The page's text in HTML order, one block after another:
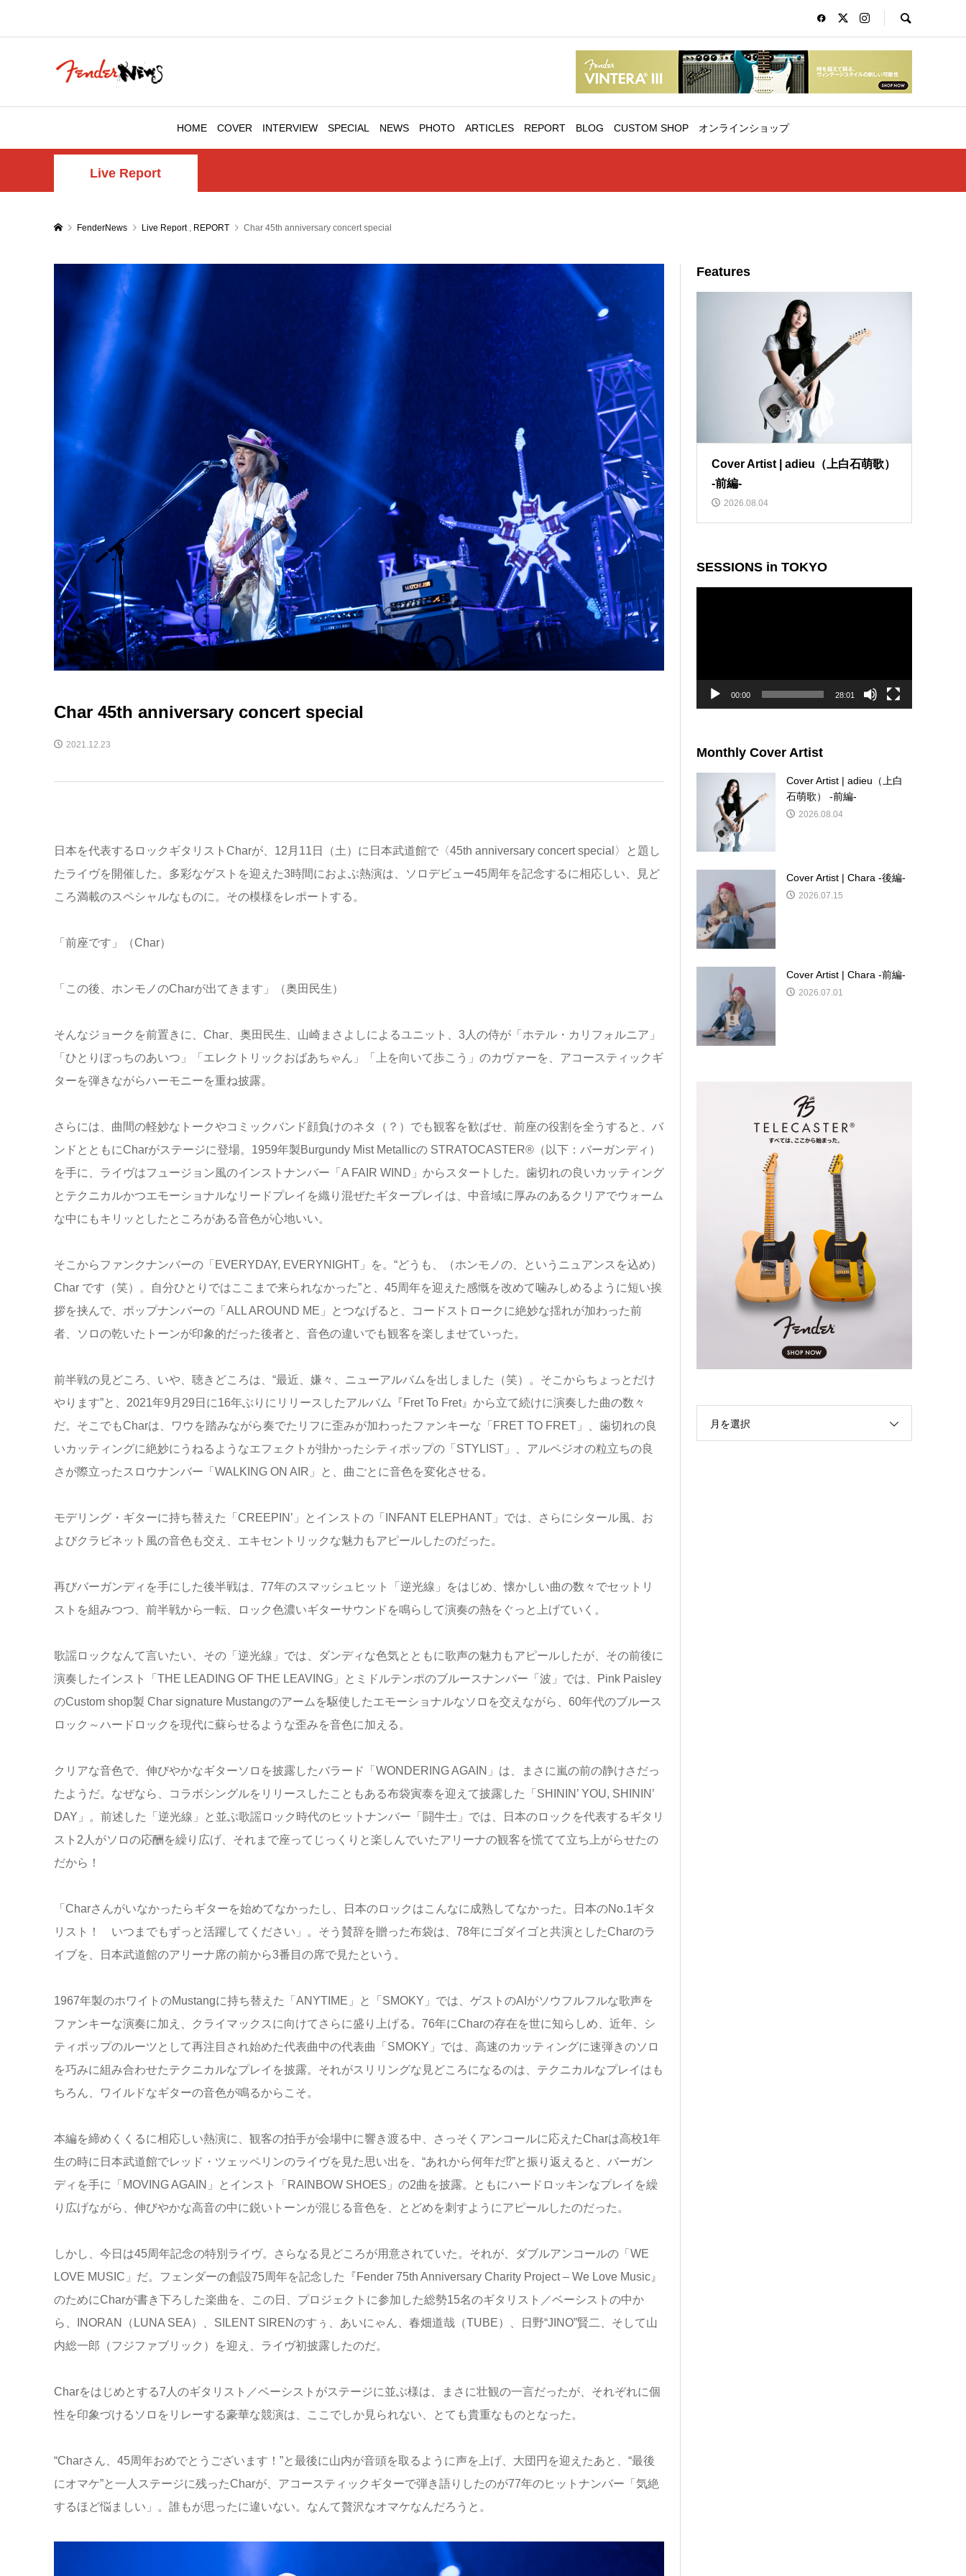
HOME COVER INTERVIEW SPECIAL NEWS PHOTO ARTICLES REPORT BLOG CUSTOM SHOP オンラインショップ
Live Report
FenderNews Live Report , REPORT Char 45th anniversary concert special
Char 45th anniversary concert special
2021.12.23
日本を代表するロックギタリストCharが、12月11日（土）に日本武道館で〈45th anniversary concert special〉と題し
たライヴを開催した。多彩なゲストを迎えた3時間におよぶ熱演は、ソロデビュー45周年を記念するに相応しい、見ど
ころ満載のスペシャルなものに。その模様をレポートする。
「前座です」（Char）
「この後、ホンモノのCharが出てきます」（奥田民生）
そんなジョークを前置きに、Char、奥田民生、山崎まさよしによるユニット、3人の侍が「ホテル・カリフォルニア」
「ひとりぼっちのあいつ」「エレクトリックおばあちゃん」「上を向いて歩こう」のカヴァーを、アコースティックギ
ターを弾きながらハーモニーを重ね披露。
さらには、曲間の軽妙なトークやコミックバンド顔負けのネタ（？）でも観客を歓ばせ、前座の役割を全うすると、バ
ンドとともにCharがステージに登場。1959年製Burgundy Mist Metallicの STRATOCASTER®（以下：バーガンディ）
を手に、ライヴはフュージョン風のインストナンバー「A FAIR WIND」からスタートした。歯切れの良いカッティング
とテクニカルかつエモーショナルなリードプレイを織り混ぜたギタープレイは、中音域に厚みのあるクリアでウォーム
な中にもキリッとしたところがある音色が心地いい。
そこからファンクナンバーの「EVERYDAY, EVERYNIGHT」を。“どうも、（ホンモノの、というニュアンスを込め）
Char です（笑）。自分ひとりではここまで来られなかった”と、45周年を迎えた感慨を改めて噛みしめるように短い挨
拶を挟んで、ポップナンバーの「ALL AROUND ME」とつなげると、コードストロークに絶妙な揺れが加わった前
者、ソロの乾いたトーンが印象的だった後者と、音色の違いでも観客を楽しませていった。
前半戦の見どころ、いや、聴きどころは、“最近、嫌々、ニューアルバムを出しました（笑）。そこからちょっとだけ
やります”と、2021年9月29日に16年ぶりにリリースしたアルバム『Fret To Fret』から立て続けに演奏した曲の数々
だ。そこでもCharは、ワウを踏みながら奏でたリフに歪みが加わったファンキーな「FRET TO FRET」、歯切れの良
いカッティングに絶妙にうねるようなエフェクトが掛かったシティポップの「STYLIST」、アルペジオの粒立ちの良
さが際立ったスロウナンバー「WALKING ON AIR」と、曲ごとに音色を変化させる。
モデリング・ギターに持ち替えた「CREEPIN’」とインストの「INFANT ELEPHANT」では、さらにシタール風、お
よびクラビネット風の音色も交え、エキセントリックな魅力もアピールしたのだった。
再びバーガンディを手にした後半戦は、77年のスマッシュヒット「逆光線」をはじめ、懐かしい曲の数々でセットリ
ストを組みつつ、前半戦から一転、ロック色濃いギターサウンドを鳴らして演奏の熱をぐっと上げていく。
歌謡ロックなんて言いたい、その「逆光線」では、ダンディな色気とともに歌声の魅力もアピールしたが、その前後に
演奏したインスト「THE LEADING OF THE LEAVING」とミドルテンポのブルースナンバー「波」では、Pink Paisley
のCustom shop製 Char signature Mustangのアームを駆使したエモーショナルなソロを交えながら、60年代のブルース
ロック～ハードロックを現代に蘇らせるような歪みを音色に加える。
クリアな音色で、伸びやかなギターソロを披露したバラード「WONDERING AGAIN」は、まさに嵐の前の静けさだっ
たようだ。なぜなら、コラボシングルをリリースしたこともある布袋寅泰を迎えて披露した「SHININ’ YOU, SHININ’
DAY」。前述した「逆光線」と並ぶ歌謡ロック時代のヒットナンバー「闘牛士」では、日本のロックを代表するギタリ
スト2人がソロの応酬を繰り広げ、それまで座ってじっくりと楽しんでいたアリーナの観客を慌てて立ち上がらせたの
だから！
「Charさんがいなかったらギターを始めてなかったし、日本のロックはこんなに成熟してなかった。日本のNo.1ギタ
リスト！ いつまでもずっと活躍してください」。そう賛辞を贈った布袋は、78年にゴダイゴと共演としたCharのラ
イブを、日本武道館のアリーナ席の前から3番目の席で見たという。
1967年製のホワイトのMustangに持ち替えた「ANYTIME」と「SMOKY」では、ゲストのAIがソウフルフルな歌声を
ファンキーな演奏に加え、クライマックスに向けてさらに盛り上げる。76年にCharの存在を世に知らしめ、近年、シ
ティポップのルーツとして再注目され始めた代表曲中の代表曲「SMOKY」では、高速のカッティングに速弾きのソロ
を巧みに組み合わせたテクニカルなプレイを披露。それがスリリングな見どころになるのは、テクニカルなプレイはも
ちろん、ワイルドなギターの音色が鳴るからこそ。
本編を締めくくるに相応しい熱演に、観客の拍手が会場中に響き渡る中、さっそくアンコールに応えたCharは高校1年
生の時に日本武道館でレッド・ツェッペリンのライヴを見た思い出を、“あれから何年だ⁉”と振り返えると、バーガン
ディを手に「MOVING AGAIN」とインスト「RAINBOW SHOES」の2曲を披露。ともにハードロッキンなプレイを繰
り広げながら、伸びやかな高音の中に鋭いトーンが混じる音色を、とどめを刺すようにアピールしたのだった。
しかし、今日は45周年記念の特別ライヴ。さらなる見どころが用意されていた。それが、ダブルアンコールの「WE
LOVE MUSIC」だ。フェンダーの創設75周年を記念した『Fender 75th Anniversary Charity Project – We Love Music』
のためにCharが書き下ろした楽曲を、この日、プロジェクトに参加した総勢15名のギタリスト／ベーシストの中か
ら、INORAN（LUNA SEA）、SILENT SIRENのすぅ、あいにゃん、春畑道哉（TUBE）、日野“JINO”賢二、そして山
内総一郎（フジファブリック）を迎え、ライヴ初披露したのだ。
Charをはじめとする7人のギタリスト／ベーシストがステージに並ぶ様は、まさに壮観の一言だったが、それぞれに個
性を印象づけるソロをリレーする豪華な競演は、ここでしか見られない、とても貴重なものとなった。
“Charさん、45周年おめでとうございます！”と最後に山内が音頭を取るように声を上げ、大団円を迎えたあと、“最後
にオマケ”と一人ステージに残ったCharが、アコースティックギターで弾き語りしたのが77年のヒットナンバー「気絶
するほど悩ましい」。誰もが思ったに違いない。なんて贅沢なオマケなんだろうと。
Features
Cover Artist | adieu（上白石萌歌）
-前編-
2026.08.04
SESSIONS in TOKYO
00:00 28:01
Monthly Cover Artist
Cover Artist | adieu（上白
石萌歌） -前編-
2026.08.04
Cover Artist | Chara -後編-
2026.07.15
Cover Artist | Chara -前編-
2026.07.01
月を選択